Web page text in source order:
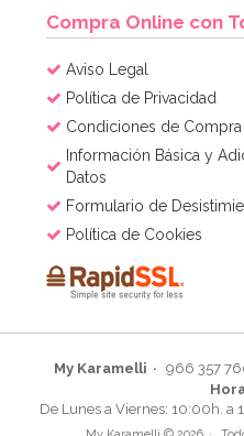
Compra Online con
Aviso Legal
Política de Privacidad
Condiciones de Compra
Información Básica y
Datos
Formulario de
Política de Cookies
My Karamelli 966 357
De Lunes a Viernes: 10:00h. a